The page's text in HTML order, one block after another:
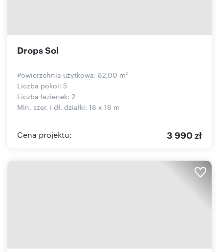
Drops Sol
Powierzchnia użytkowa: 82,00 m2
Liczba pokoi: 5
Liczba łazienek: 2
Min. szer. i dł. działki: 18 x 16 m
Cena projektu: 3 990 zł